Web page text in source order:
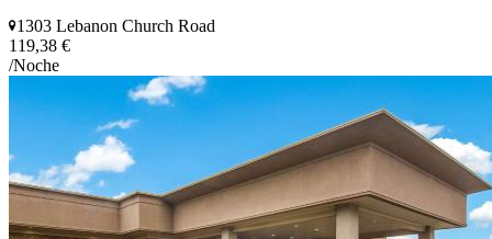
1303 Lebanon Church Road
119,38 €
/Noche